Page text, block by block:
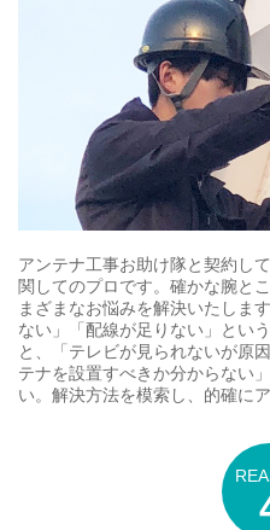
アンテナ工事お助け隊と契約し
関してのプロです。確かな腕と
まざまなお悩みを解決いたしま
ない」「配線が足りない」とい
と、「テレビが見られないが原
テナを設置すべきか分からない
い。解決方法を模索し、的確に